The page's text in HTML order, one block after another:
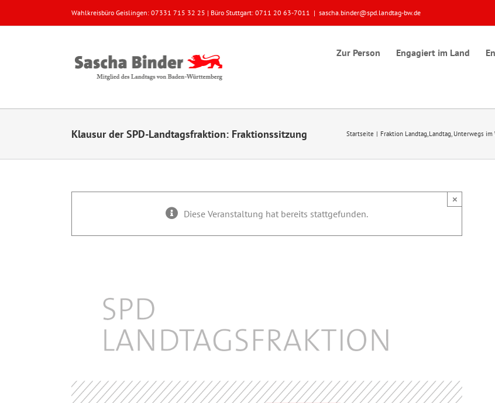
Wahlkreisbüro Geislingen: 07331 715 32 25 | Büro Stuttgart: 0711 20 63-7011 | sascha.binder@spd.landtag-bw.de
Zur Person Engagiert im Land
Klausur der SPD-Landtagsfraktion: Fraktionssitzung Startseite Fraktion Landtag Landtag Unterwegs im
Diese Veranstaltung hat bereits stattgefunden.
×